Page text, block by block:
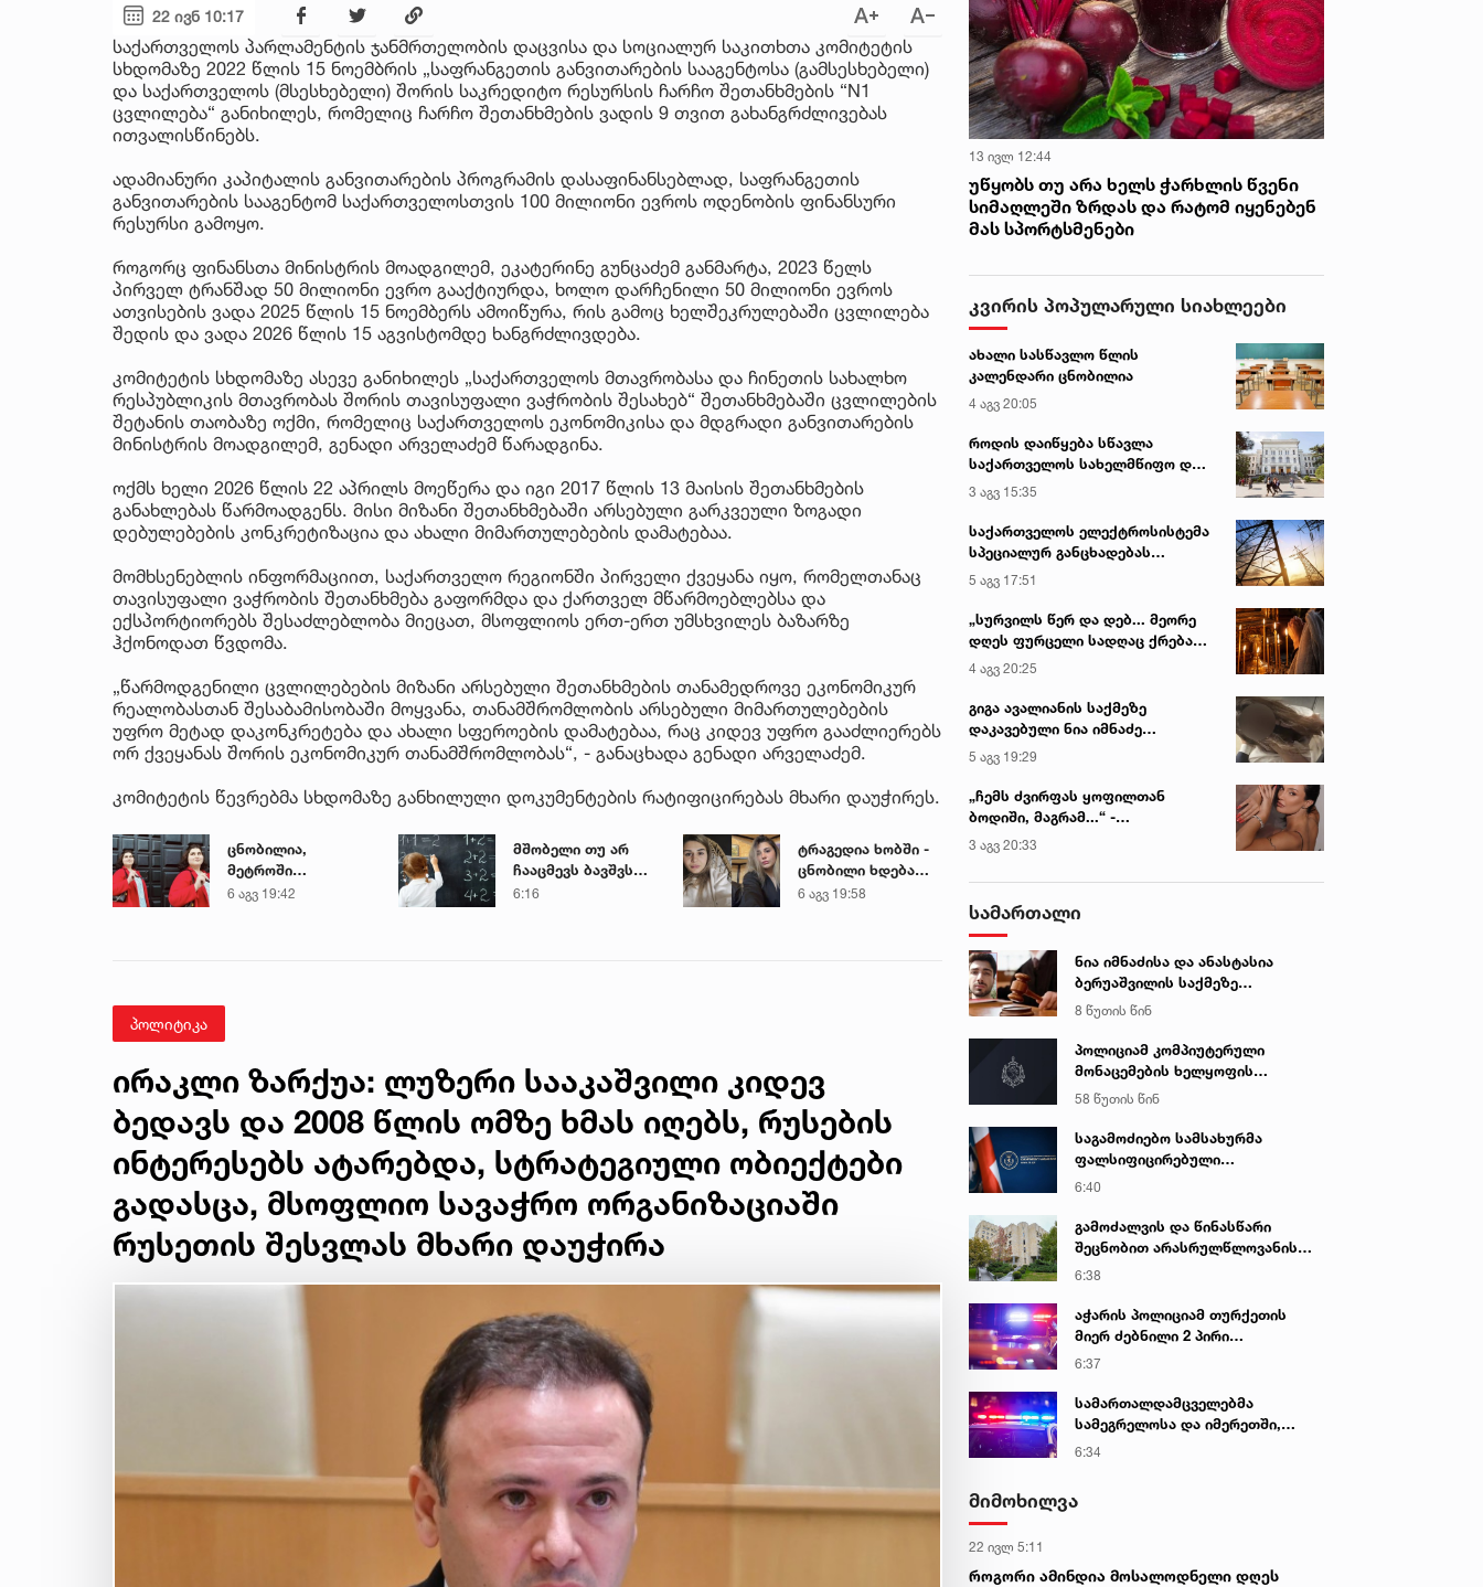
22 ივნ 10:17
საქართველოს პარლამენტის ჯანმრთელობის დაცვისა და სოციალურ საკითხთა კომიტეტის
სხდომაზე 2022 წლის 15 ნოემბრის „საფრანგეთის განვითარების სააგენტოსა (გამსესხებელი)
და საქართველოს (მსესხებელი) შორის საკრედიტო რესურსის ჩარჩო შეთანხმების “N1
ცვლილება“ განიხილეს, რომელიც ჩარჩო შეთანხმების ვადის 9 თვით გახანგრძლივებას
ითვალისწინებს.
ადამიანური კაპიტალის განვითარების პროგრამის დასაფინანსებლად, საფრანგეთის
განვითარების სააგენტომ საქართველოსთვის 100 მილიონი ევროს ოდენობის ფინანსური
რესურსი გამოყო.
როგორც ფინანსთა მინისტრის მოადგილემ, ეკატერინე გუნცაძემ განმარტა, 2023 წელს
პირველ ტრანშად 50 მილიონი ევრო გააქტიურდა, ხოლო დარჩენილი 50 მილიონი ევროს
ათვისების ვადა 2025 წლის 15 ნოემბერს ამოიწურა, რის გამოც ხელშეკრულებაში ცვლილება
შედის და ვადა 2026 წლის 15 აგვისტომდე ხანგრძლივდება.
კომიტეტის სხდომაზე ასევე განიხილეს „საქართველოს მთავრობასა და ჩინეთის სახალხო
რესპუბლიკის მთავრობას შორის თავისუფალი ვაჭრობის შესახებ“ შეთანხმებაში ცვლილების
შეტანის თაობაზე ოქმი, რომელიც საქართველოს ეკონომიკისა და მდგრადი განვითარების
მინისტრის მოადგილემ, გენადი არველაძემ წარადგინა.
ოქმს ხელი 2026 წლის 22 აპრილს მოეწერა და იგი 2017 წლის 13 მაისის შეთანხმების
განახლებას წარმოადგენს. მისი მიზანი შეთანხმებაში არსებული გარკვეული ზოგადი
დებულებების კონკრეტიზაცია და ახალი მიმართულებების დამატებაა.
მომხსენებლის ინფორმაციით, საქართველო რეგიონში პირველი ქვეყანა იყო, რომელთანაც
თავისუფალი ვაჭრობის შეთანხმება გაფორმდა და ქართველ მწარმოებლებსა და
ექსპორტიორებს შესაძლებლობა მიეცათ, მსოფლიოს ერთ-ერთ უმსხვილეს ბაზარზე
ჰქონოდათ წვდომა.
„წარმოდგენილი ცვლილებების მიზანი არსებული შეთანხმების თანამედროვე ეკონომიკურ
რეალობასთან შესაბამისობაში მოყვანა, თანამშრომლობის არსებული მიმართულებების
უფრო მეტად დაკონკრეტება და ახალი სფეროების დამატებაა, რაც კიდევ უფრო გააძლიერებს
ორ ქვეყანას შორის ეკონომიკურ თანამშრომლობას“, - განაცხადა გენადი არველაძემ.
კომიტეტის წევრებმა სხდომაზე განხილული დოკუმენტების რატიფიცირებას მხარი დაუჭირეს.
ცნობილია,
მეტროში
გარდაცვლილი 21
6 აგვ 19:42
მშობელი თუ არ
ჩააცმევს ბავშვს
ფორმას, იქნება
6:16
ტრაგედია ხობში -
ცნობილი ხდება
დაღუპული დედა-
6 აგვ 19:58
პოლიტიკა
ირაკლი ზარქუა: ლუზერი სააკაშვილი კიდევ
ბედავს და 2008 წლის ომზე ხმას იღებს, რუსების
ინტერესებს ატარებდა, სტრატეგიული ობიექტები
გადასცა, მსოფლიო სავაჭრო ორგანიზაციაში
რუსეთის შესვლას მხარი დაუჭირა
13 ივლ 12:44
უწყობს თუ არა ხელს ჭარხლის წვენი
სიმაღლეში ზრდას და რატომ იყენებენ
მას სპორტსმენები
კვირის პოპულარული სიახლეები
ახალი სასწავლო წლის
კალენდარი ცნობილია
4 აგვ 20:05
როდის დაიწყება სწავლა
საქართველოს სახელმწიფო და
კერძო უნივერსიტეტებში
3 აგვ 15:35
საქართველოს ელექტროსისტემა
სპეციალურ განცხადებას
ავრცელებს
5 აგვ 17:51
„სურვილს წერ და დებ... მეორე
დღეს ფურცელი სადღაც ქრება
და სურვილი სრულდება...“ -
სასწაულმოქმედი ტაძარი შიდა
ქართლში
4 აგვ 20:25
გიგა ავალიანის საქმეზე
დაკავებული ნია იმნაძე
კლინიკაში გადაჰყავთ
5 აგვ 19:29
„ჩემს ძვირფას ყოფილთან
ბოდიში, მაგრამ...“ -
ალექსანდრა პაიჭაძის
გულწრფელი აღიარება
3 აგვ 20:33
სამართალი
ნია იმნაძისა და ანასტასია
ბერუაშვილის საქმეზე
სასამართლო დღეს იმსჯელებს
8 წუთის წინ
პოლიციამ კომპიუტერული
მონაცემების ხელყოფის
ბრალდებით ერთი პირი დააკავა,
მეორის მიმართ კი
სისხლისსამართლებრივი დევნა
დაუსწრებლად დაიწყო
58 წუთის წინ
საგამოძიებო სამსახურმა
ფალსიფიცირებული
ალკოჰოლური სასმელებისა და
დამზადება-გასაღების ფაქტზე 3
პირი დააკავა
6:40
გამოძალვის და წინასწარი
შეცნობით არასრულწლოვანის
გამოსახულების შემცველი
დამზადების, შენახვისა და
გავრცელების ფაქტებზე, ერთ
6:38
აჭარის პოლიციამ თურქეთის
მიერ ძებნილი 2 პირი
ცეცხლსასროლი იარაღის
ტარებისა და საზღვრის უკანონო
კვეთის ბრალდებით დააკავა
6:37
სამართალდამცველებმა
სამეგრელოსა და იმერეთში,
ნარკოდანაშაულის ბრალდებით,
6:34
მიმოხილვა
22 ივლ 5:11
როგორი ამინდია მოსალოდნელი დღეს